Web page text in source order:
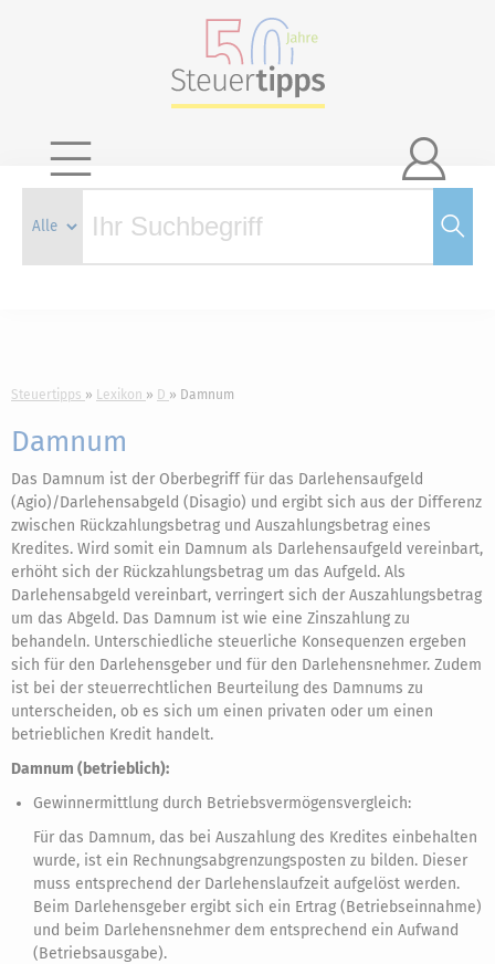

Steuertipps Lexikon D Damnum
Damnum
Das Damnum ist der Oberbegriff für das Darlehensaufgeld
(Agio)/Darlehensabgeld (Disagio) und ergibt sich aus der Differenz
zwischen Rückzahlungsbetrag und Auszahlungsbetrag eines
Kredites. Wird somit ein Damnum als Darlehensaufgeld vereinbart,
erhöht sich der Rückzahlungsbetrag um das Aufgeld. Als
Darlehensabgeld vereinbart, verringert sich der Auszahlungsbetrag
um das Abgeld. Das Damnum ist wie eine Zinszahlung zu
behandeln. Unterschiedliche steuerliche Konsequenzen ergeben
sich für den Darlehensgeber und für den Darlehensnehmer. Zudem
ist bei der steuerrechtlichen Beurteilung des Damnums zu
unterscheiden, ob es sich um einen privaten oder um einen
betrieblichen Kredit handelt.
Damnum (betrieblich):
Gewinnermittlung durch Betriebsvermögensvergleich:
Für das Damnum, das bei Auszahlung des Kredites einbehalten
wurde, ist ein Rechnungsabgrenzungsposten zu bilden. Dieser
muss entsprechend der Darlehenslaufzeit aufgelöst werden.
Beim Darlehensgeber ergibt sich ein Ertrag (Betriebseinnahme)
und beim Darlehensnehmer dem entsprechend ein Aufwand
(Betriebsausgabe).